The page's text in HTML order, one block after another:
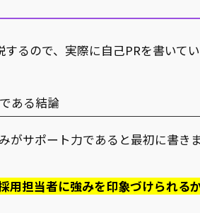
するので、実際に自己PRを書いて
ある結論
がサポート力であると最初に書き
用担当者に強みを印象づけられる